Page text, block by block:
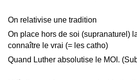
On relativise une tradition
On place hors de soi (supranaturel)
connaître le vrai (= les catho)
Quand Luther absolutise le MOI.